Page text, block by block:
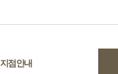
지점안내